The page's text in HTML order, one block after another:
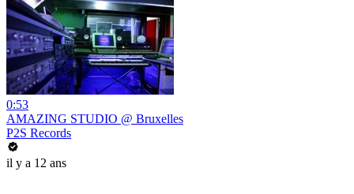
0:53
AMAZING STUDIO @ Bruxelles
P2S Records
il y a 12 ans